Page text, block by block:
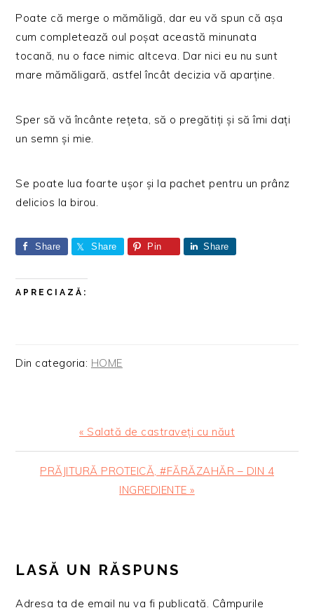
Poate că merge o mămăligă, dar eu vă spun că așa
cum completează oul poșat această minunata
tocană, nu o face nimic altceva. Dar nici eu nu sunt
mare mămăligară, astfel încât decizia vă aparține.
Sper să vă încânte rețeta, să o pregătiți și să îmi dați
un semn și mie.
Se poate lua foarte ușor și la pachet pentru un prânz
delicios la birou.
Share Share Pin Share
APRECIAZĂ:
Din categoria: HOME
Articol
anterior:
« Salată de castraveți cu năut
Articolul
PRĂJITURĂ PROTEICĂ, #FĂRĂZAHĂR – DIN 4
INGREDIENTE »
INTERACTIONS
LASĂ UN RĂSPUNS
Adresa ta de email nu va fi publicată. Câmpurile